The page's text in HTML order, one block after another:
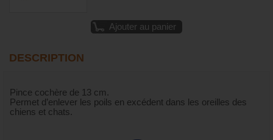
Ajouter au panier
DESCRIPTION
Pince cochère de 13 cm.
Permet d’enlever les poils en excédent dans les oreilles des
chiens et chats.